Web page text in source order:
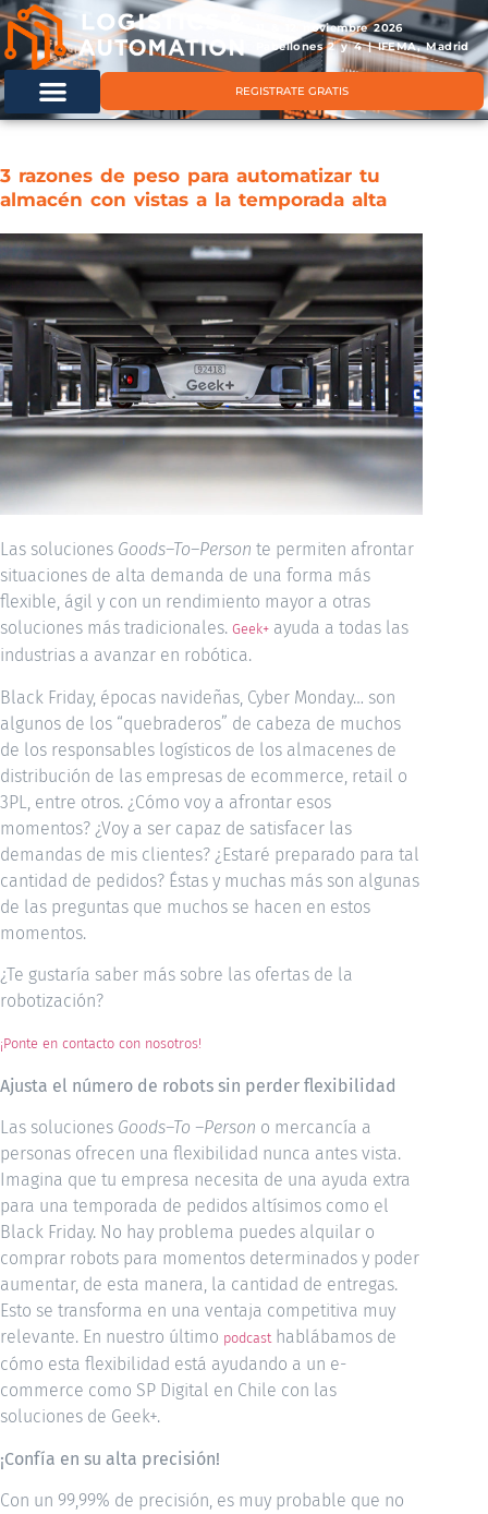
11 & 12 noviembre 2026
Pabellones 2 y 4 | IFEMA, Madrid
REGISTRATE GRATIS
3 razones de peso para automatizar tu
almacén con vistas a la temporada alta
Las soluciones Goods–To–Person te permiten afrontar
situaciones de alta demanda de una forma más
flexible, ágil y con un rendimiento mayor a otras
soluciones más tradicionales. Geek+ ayuda a todas las
industrias a avanzar en robótica.
Black Friday, épocas navideñas, Cyber Monday… son
algunos de los “quebraderos” de cabeza de muchos
de los responsables logísticos de los almacenes de
distribución de las empresas de ecommerce, retail o
3PL, entre otros. ¿Cómo voy a afrontar esos
momentos? ¿Voy a ser capaz de satisfacer las
demandas de mis clientes? ¿Estaré preparado para tal
cantidad de pedidos? Éstas y muchas más son algunas
de las preguntas que muchos se hacen en estos
momentos.
¿Te gustaría saber más sobre las ofertas de la
robotización?
¡Ponte en contacto con nosotros!
Ajusta el número de robots sin perder flexibilidad
Las soluciones Goods–To –Person o mercancía a
personas ofrecen una flexibilidad nunca antes vista.
Imagina que tu empresa necesita de una ayuda extra
para una temporada de pedidos altísimos como el
Black Friday. No hay problema puedes alquilar o
comprar robots para momentos determinados y poder
aumentar, de esta manera, la cantidad de entregas.
Esto se transforma en una ventaja competitiva muy
relevante. En nuestro último podcasthablábamos de
cómo esta flexibilidad está ayudando a un e-
commerce como SP Digital en Chile con las
soluciones de Geek+.
¡Confía en su alta precisión!
Con un 99,99% de precisión, es muy probable que no